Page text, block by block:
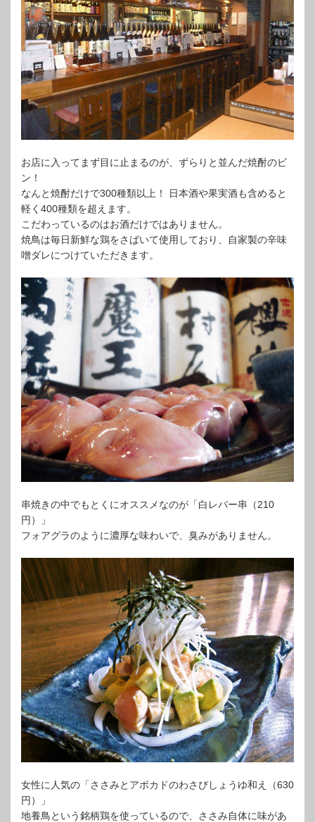
お店に入ってまず目に止まるのが、ずらりと並んだ焼酎のビ
ン！
なんと焼酎だけで300種類以上！ 日本酒や果実酒も含めると
軽く400種類を超えます。
こだわっているのはお酒だけではありません。
焼鳥は毎日新鮮な鶏をさばいて使用しており、自家製の辛味
噌ダレにつけていただきます。
串焼きの中でもとくにオススメなのが「白レバー串（210
円）」
フォアグラのように濃厚な味わいで、臭みがありません。
女性に人気の「ささみとアボカドのわさびしょうゆ和え（630
円）」
地養鳥という銘柄鶏を使っているので、ささみ自体に味があ